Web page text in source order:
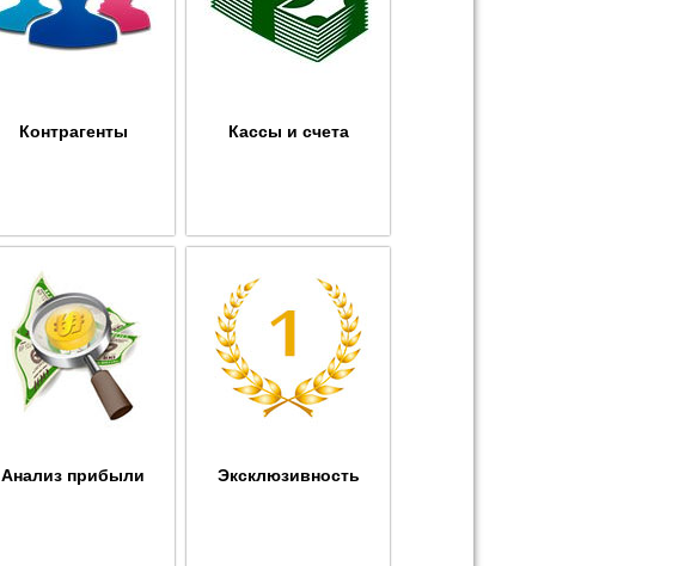
Контрагенты Кассы и счета
Анализ прибыли Эксклюзивность